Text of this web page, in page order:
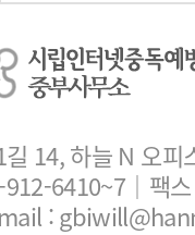
14, 하늘 N 오
6410~7 ｜팩
: